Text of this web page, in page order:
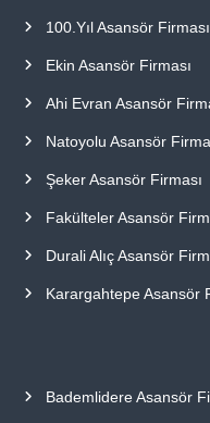
100.Yıl Asansör Firması
Ekin Asansör Firması
Ahi Evran Asansör
Natoyolu Asansör
Şeker Asansör Firması
Fakülteler Asansör
Durali Alıç Asansör
Karargahtepe Asansör
Bademlidere Asansör